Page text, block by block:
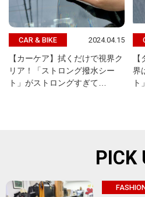
CAR & BIKE 2024.04.15
【カーケア】拭くだけで視界ク
リア！「ストロング撥水シー
ト」がストロングすぎて…
界
ト
PICK